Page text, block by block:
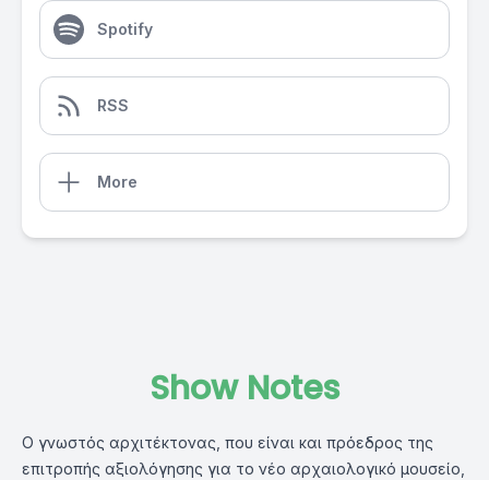
Spotify
RSS
More
Show Notes
Ο γνωστός αρχιτέκτονας, που είναι και πρόεδρος της
επιτροπής αξιολόγησης για το νέο αρχαιολογικό μουσείο,